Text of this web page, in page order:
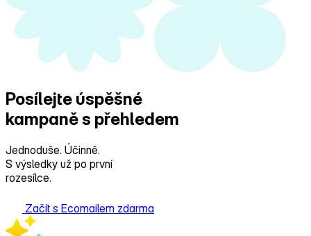
Posílejte úspěšné
kampaně s přehledem
Jednoduše. Účinně.
S výsledky už po první
rozesílce.
Začít s Ecomailem zdarma